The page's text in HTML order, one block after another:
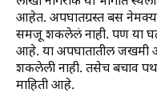
आहेत. अपघातग्रस्त बस
समजू शकलेलं नाही. पण या
आहे. या अपघातातील जखमी
शकलेली नाही. तसेच बचाव
माहिती आहे.